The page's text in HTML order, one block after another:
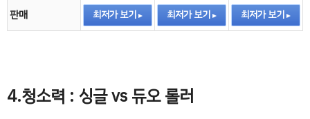
판매
최저가 보기 최저가 보기 최저가 보기
4.청소력 : 싱글 vs 듀오 롤러